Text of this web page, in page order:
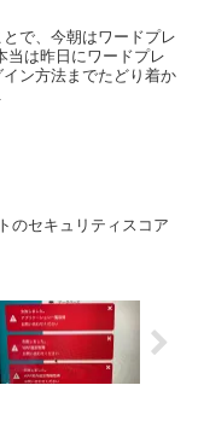
で、今朝はワードプレ
当は昨日にワードプレ
ン方法までたどり着か
のセキュリティスコア